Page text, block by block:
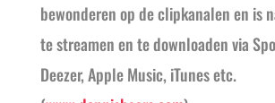
bewonderen op de clipkanalen en is
te streamen en te downloaden via
Deezer, Apple Music, iTunes etc.